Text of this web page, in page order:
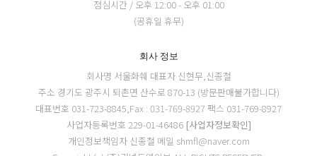
점심시간 / 오후 12:00 - 오후 01:00
(공휴일 휴무)
회사 정보
회사명 서울화훼 대표자 신현무,신종철
주소 경기도 광주시 퇴촌면 산수로 870-13 (방문판매불가합니다)
대표번호 031-723-8845,Fax : 031-769-8927 팩스 031-769-8927
사업자등록번호 229-01-46486 [사업자정보확인]
개인정보책임자 신종철 메일 shmfl@naver.com